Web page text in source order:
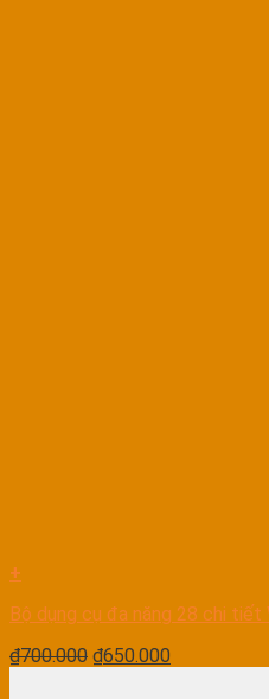
+
Bộ dụng cụ đa năng 28 chi tiết
₫700.000 ₫650.000